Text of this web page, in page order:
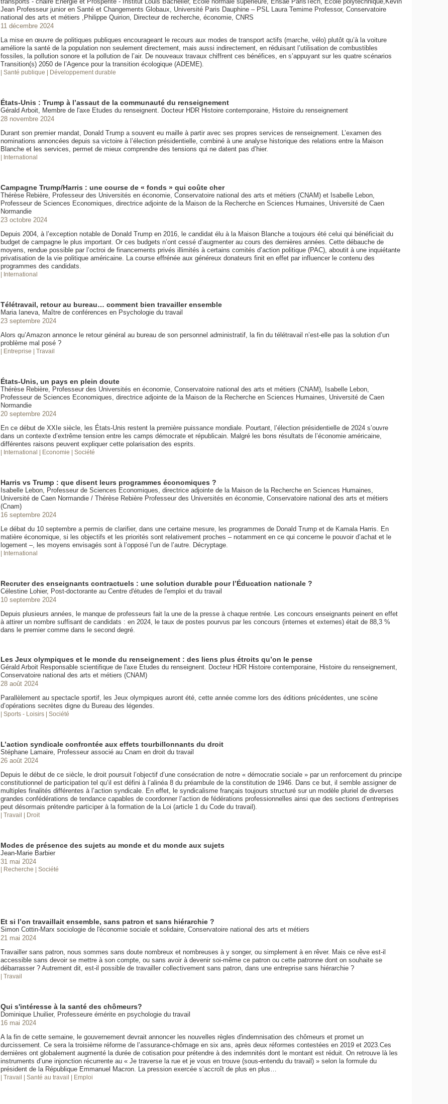
Jean Professeur junior en Santé et Changements Globaux, Université Paris Dauphine – PSL Laura Temime Professor, Conservatoire
national des arts et métiers ,Philippe Quirion, Directeur de recherche, économie, CNRS
11 décembre 2024
La mise en œuvre de politiques publiques encourageant le recours aux modes de transport actifs (marche, vélo) plutôt qu’à la voiture
améliore la santé de la population non seulement directement, mais aussi indirectement, en réduisant l’utilisation de combustibles
fossiles, la pollution sonore et la pollution de l’air. De nouveaux travaux chiffrent ces bénéfices, en s’appuyant sur les quatre scénarios
Transition(s) 2050 de l’Agence pour la transition écologique (ADEME).
| Santé publique | Développement durable
États-Unis : Trump à l’assaut de la communauté du renseignement
Gérald Arboit, Membre de l'axe Etudes du renseignent. Docteur HDR Histoire contemporaine, Histoire du renseignement
28 novembre 2024
Durant son premier mandat, Donald Trump a souvent eu maille à partir avec ses propres services de renseignement. L’examen des
nominations annoncées depuis sa victoire à l’élection présidentielle, combiné à une analyse historique des relations entre la Maison
Blanche et les services, permet de mieux comprendre des tensions qui ne datent pas d’hier.
| International
Campagne Trump/Harris : une course de « fonds » qui coûte cher
Thérèse Rebière, Professeur des Universités en économie, Conservatoire national des arts et métiers (CNAM) et Isabelle Lebon,
Professeur de Sciences Economiques, directrice adjointe de la Maison de la Recherche en Sciences Humaines, Université de Caen
Normandie
23 octobre 2024
Depuis 2004, à l’exception notable de Donald Trump en 2016, le candidat élu à la Maison Blanche a toujours été celui qui bénéficiait du
budget de campagne le plus important. Or ces budgets n’ont cessé d’augmenter au cours des dernières années. Cette débauche de
moyens, rendue possible par l’octroi de financements privés illimités à certains comités d’action politique (PAC), aboutit à une inquiétante
privatisation de la vie politique américaine. La course effrénée aux généreux donateurs finit en effet par influencer le contenu des
programmes des candidats.
| International
Télétravail, retour au bureau… comment bien travailler ensemble
Maria Ianeva, Maître de conférences en Psychologie du travail
23 septembre 2024
Alors qu’Amazon annonce le retour général au bureau de son personnel administratif, la fin du télétravail n’est-elle pas la solution d’un
problème mal posé ?
| Entreprise | Travail
États-Unis, un pays en plein doute
Thérèse Rebière, Professeur des Universités en économie, Conservatoire national des arts et métiers (CNAM), Isabelle Lebon,
Professeur de Sciences Economiques, directrice adjointe de la Maison de la Recherche en Sciences Humaines, Université de Caen
Normandie
20 septembre 2024
En ce début de XXIe siècle, les États-Unis restent la première puissance mondiale. Pourtant, l’élection présidentielle de 2024 s’ouvre
dans un contexte d’extrême tension entre les camps démocrate et républicain. Malgré les bons résultats de l’économie américaine,
différentes raisons peuvent expliquer cette polarisation des esprits.
| International | Economie | Société
Harris vs Trump : que disent leurs programmes économiques ?
Isabelle Lebon, Professeur de Sciences Economiques, directrice adjointe de la Maison de la Recherche en Sciences Humaines,
Université de Caen Normandie / Thérèse Rebière Professeur des Universités en économie, Conservatoire national des arts et métiers
(Cnam)
16 septembre 2024
Le débat du 10 septembre a permis de clarifier, dans une certaine mesure, les programmes de Donald Trump et de Kamala Harris. En
matière économique, si les objectifs et les priorités sont relativement proches – notamment en ce qui concerne le pouvoir d’achat et le
logement –, les moyens envisagés sont à l’opposé l’un de l’autre. Décryptage.
| International
Recruter des enseignants contractuels : une solution durable pour l’Éducation nationale ?
Célestine Lohier, Post-doctorante au Centre d'études de l'emploi et du travail
10 septembre 2024
Depuis plusieurs années, le manque de professeurs fait la une de la presse à chaque rentrée. Les concours enseignants peinent en effet
à attirer un nombre suffisant de candidats : en 2024, le taux de postes pourvus par les concours (internes et externes) était de 88,3 %
dans le premier comme dans le second degré.
Les Jeux olympiques et le monde du renseignement : des liens plus étroits qu’on le pense
Gérald Arboit Responsable scientifique de l'axe Etudes du renseignent. Docteur HDR Histoire contemporaine, Histoire du renseignement,
Conservatoire national des arts et métiers (CNAM)
28 août 2024
Parallèlement au spectacle sportif, les Jeux olympiques auront été, cette année comme lors des éditions précédentes, une scène
d’opérations secrètes digne du Bureau des légendes.
| Sports - Loisirs | Société
L’action syndicale confrontée aux effets tourbillonnants du droit
Stéphane Lamaire, Professeur associé au Cnam en droit du travail
26 août 2024
Depuis le début de ce siècle, le droit poursuit l’objectif d’une consécration de notre « démocratie sociale » par un renforcement du principe
constitutionnel de participation tel qu’il est défini à l’alinéa 8 du préambule de la constitution de 1946. Dans ce but, il semble assigner de
multiples finalités différentes à l’action syndicale. En effet, le syndicalisme français toujours structuré sur un modèle pluriel de diverses
grandes confédérations de tendance capables de coordonner l’action de fédérations professionnelles ainsi que des sections d’entreprises
peut désormais prétendre participer à la formation de la Loi (article 1 du Code du travail).
| Travail | Droit
Modes de présence des sujets au monde et du monde aux sujets
Jean-Marie Barbier
31 mai 2024
| Recherche | Société
Et si l’on travaillait ensemble, sans patron et sans hiérarchie ?
Simon Cottin-Marx sociologie de l'économie sociale et solidaire, Conservatoire national des arts et métiers
21 mai 2024
Travailler sans patron, nous sommes sans doute nombreux et nombreuses à y songer, ou simplement à en rêver. Mais ce rêve est-il
accessible sans devoir se mettre à son compte, ou sans avoir à devenir soi-même ce patron ou cette patronne dont on souhaite se
débarrasser ? Autrement dit, est-il possible de travailler collectivement sans patron, dans une entreprise sans hiérarchie ?
| Travail
Qui s'intéresse à la santé des chômeurs?
Dominique Lhuilier, Professeure émérite en psychologie du travail
16 mai 2024
A la fin de cette semaine, le gouvernement devrait annoncer les nouvelles règles d'indemnisation des chômeurs et promet un
durcissement. Ce sera la troisième réforme de l’assurance-chômage en six ans, après deux réformes contestées en 2019 et 2023.Ces
dernières ont globalement augmenté la durée de cotisation pour prétendre à des indemnités dont le montant est réduit. On retrouve là les
instruments d’une injonction récurrente au « Je traverse la rue et je vous en trouve (sous-entendu du travail) » selon la formule du
président de la République Emmanuel Macron. La pression exercée s’accroît de plus en plus…
| Travail | Santé au travail | Emploi